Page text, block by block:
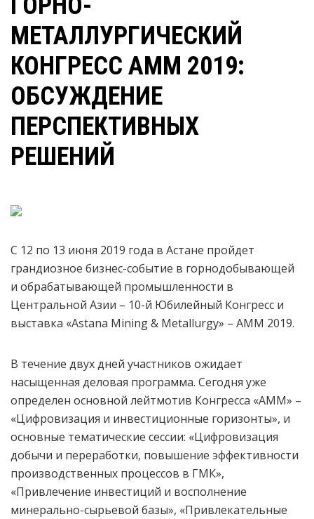
МЕТАЛЛУРГИЧЕСКИЙ
КОНГРЕСС АММ 2019:
ОБСУЖДЕНИЕ
ПЕРСПЕКТИВНЫХ
РЕШЕНИЙ
С 12 по 13 июня 2019 года в Астане пройдет
грандиозное бизнес-событие в горнодобывающей
и обрабатывающей промышленности в
Центральной Азии – 10-й Юбилейный Конгресс и
выставка «Astana Mining & Metallurgy» – АММ 2019.
В течение двух дней участников ожидает
насыщенная деловая программа. Сегодня уже
определен основной лейтмотив Конгресса «АММ» –
«Цифровизация и инвестиционные горизонты», и
основные тематические сессии: «Цифровизация
добычи и переработки, повышение эффективности
производственных процессов в ГМК»,
«Привлечение инвестиций и восполнение
минерально-сырьевой базы», «Привлекательные